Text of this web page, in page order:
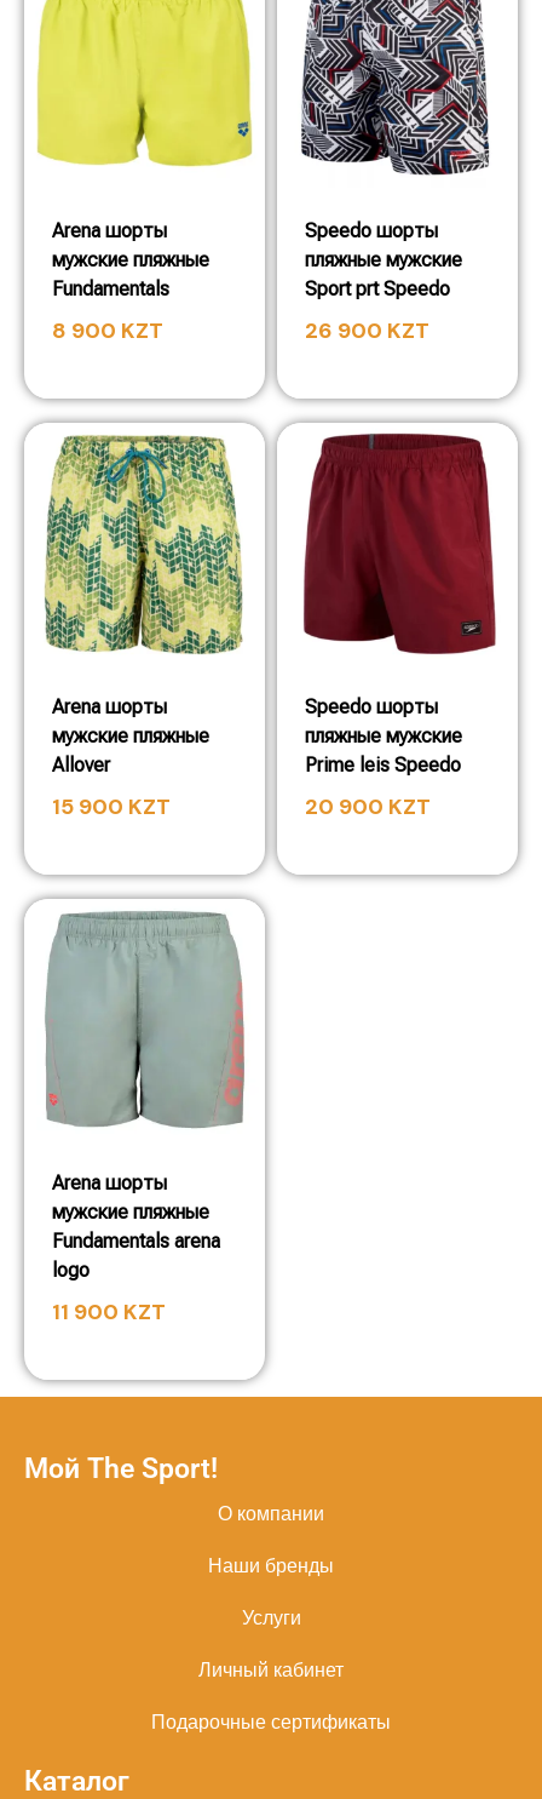
Arena шорты
мужские пляжные
Fundamentals
8 900 KZT
Speedo шорты
пляжные мужские
Sport prt Speedo
26 900 KZT
Arena шорты
мужские пляжные
Allover
15 900 KZT
Speedo шорты
пляжные мужские
Prime leis Speedo
20 900 KZT
Arena шорты
мужские пляжные
Fundamentals arena
logo
11 900 KZT
Мой The Sport!
О компании
Наши бренды
Услуги
Личный кабинет
Подарочные сертификаты
Каталог